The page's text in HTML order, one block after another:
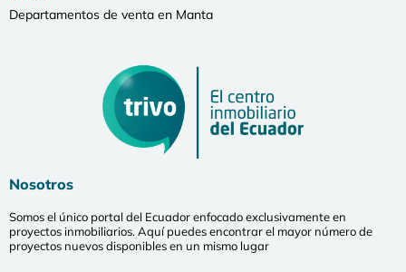
Departamentos de venta en Manta
Nosotros
Somos el único portal del Ecuador enfocado exclusivamente en
proyectos inmobiliarios. Aquí puedes encontrar el mayor número de
proyectos nuevos disponibles en un mismo lugar